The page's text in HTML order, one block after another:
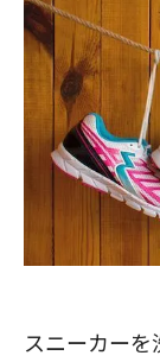
スニーカー